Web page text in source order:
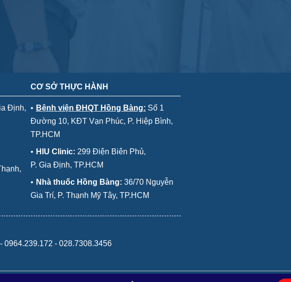
Định,
CƠ SỞ THỰC HÀNH
• Bệnh viện ĐHQT Hồng Bàng: Số 1
Đường 10, KĐT Vạn Phúc, P. Hiệp Bình,
TP.HCM
• HIU Clinic: 299 Điện Biên Phủ,
P. Gia Định, TP.HCM
• Nhà thuốc Hồng Bàng: 36/70 Nguyễn
Gia Trí, P. Thạnh Mỹ Tây, TP.HCM
- 0964.239.172 - 028.7308.3456